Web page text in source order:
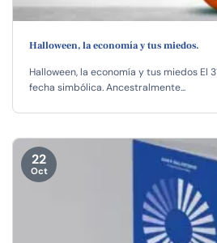
Halloween, la economía y tus miedos.
Halloween, la economía y tus miedos El
fecha simbólica. Ancestralmente...
22
Oct